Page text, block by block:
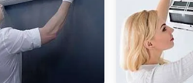
do sistema.
com ultrassom são eficazes para